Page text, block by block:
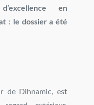
en
: le dossier a été
de Dihnamic, est